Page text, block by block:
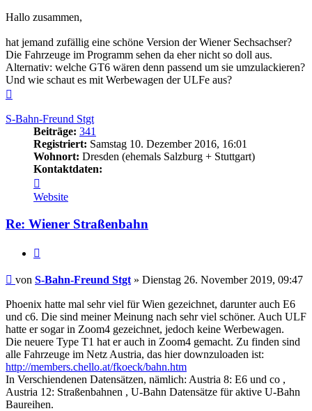
Hallo zusammen,
hat jemand zufällig eine schöne Version der Wiener Sechsachser?
Die Fahrzeuge im Programm sehen da eher nicht so doll aus.
Alternativ: welche GT6 wären denn passend um sie umzulackieren?
Und wie schaut es mit Werbewagen der ULFe aus?
S-Bahn-Freund Stgt
Beiträge: 341
Registriert: Samstag 10. Dezember 2016, 16:01
Wohnort: Dresden (ehemals Salzburg + Stuttgart)
Kontaktdaten:
von
S-
Bahn-
Freund
Website
Re: Wiener Straßenbahn
Beitrag
von S-Bahn-Freund Stgt » Dienstag 26. November 2019, 09:47
Phoenix hatte mal sehr viel für Wien gezeichnet, darunter auch E6
und c6. Die sind meiner Meinung nach sehr viel schöner. Auch ULF
hatte er sogar in Zoom4 gezeichnet, jedoch keine Werbewagen.
Die neuere Type T1 hat er auch in Zoom4 gemacht. Zu finden sind
alle Fahrzeuge im Netz Austria, das hier downzuloaden ist:
http://members.chello.at/fkoeck/bahn.htm
In Verschiendenen Datensätzen, nämlich: Austria 8: E6 und co ,
Austria 12: Straßenbahnen , U-Bahn Datensätze für aktive U-Bahn
Baureihen.